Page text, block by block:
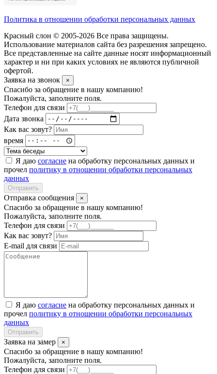
Политика в отношении обработки персональных данных
Красный слон © 2005-2026 Все права защищены.
Использование материалов сайта без разрешения запрещено.
Все представленные на сайте данные носят информационный
характер и ни при каких условиях не являются публичной
офертой.
Заявка на звонок
×
Спасибо за обращение в нашу компанию!
Пожалуйста, заполните поля.
Телефон для связи
Дата звонка
Как вас зовут?
время
Я даю согласие на обработку персональных данных и
прочел политику в отношении обработки персональных
данных
Отправить
Отправка сообщения ×
Спасибо за обращение в нашу компанию!
Пожалуйста, заполните поля.
Телефон для связи
Как вас зовут?
E-mail для связи
Я даю согласие на обработку персональных данных и
прочел политику в отношении обработки персональных
данных
Отправить
Заявка на замер ×
Спасибо за обращение в нашу компанию!
Пожалуйста, заполните поля.
Телефон для связи